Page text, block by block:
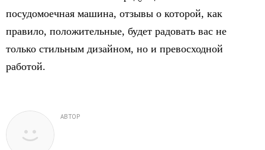
посудомоечная машина, отзывы о которой, как
правило, положительные, будет радовать вас не
только стильным дизайном, но и превосходной
работой.
АВТОР